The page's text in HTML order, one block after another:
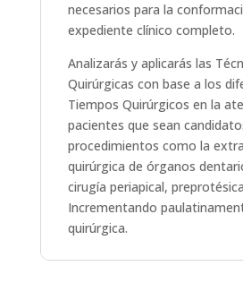
necesarios para la
expediente clínico completo.
Analizarás y aplicarás las
Quirúrgicas con base a los
Tiempos Quirúrgicos en la
pacientes que sean
procedimientos como la
quirúrgica de órganos
cirugía periapical,
Incrementando
quirúrgica.